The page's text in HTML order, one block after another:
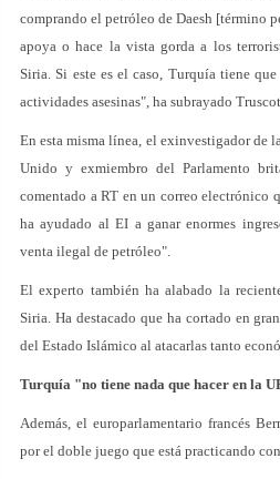
comprando el petróleo de Daesh [término
apoya o hace la vista gorda a los
Siria. Si este es el caso, Turquía tiene
actividades asesinas", ha subrayado
En esta misma línea, el exinvestigador de
Unido y exmiembro del Parlamento
comentado a RT en un correo electrónico
ha ayudado al EI a ganar enormes
venta ilegal de petróleo".
El experto también ha alabado la
Siria. Ha destacado que ha cortado en
del Estado Islámico al atacarlas tanto
Turquía "no tiene nada que hacer en la
Además, el europarlamentario francés
por el doble juego que está practicando con